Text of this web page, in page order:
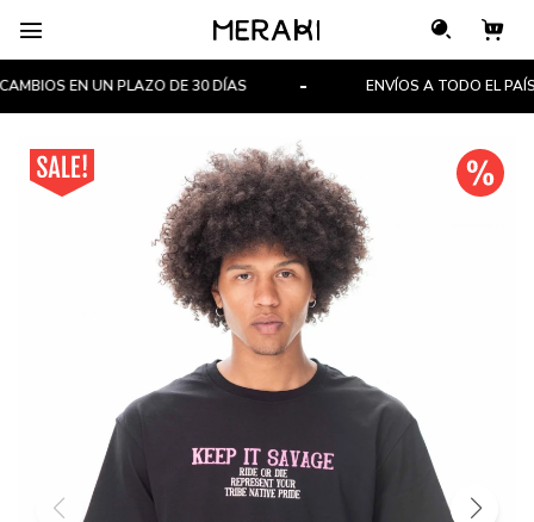

EN UN PLAZO DE 30 DÍAS ENVÍOS A TODO EL PAÍS